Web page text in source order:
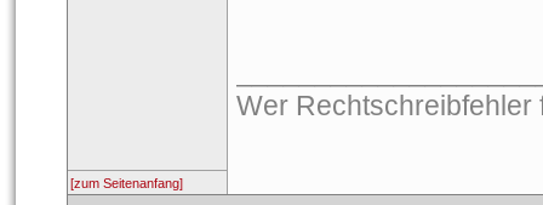
Wer
[zum Seitenanfang]